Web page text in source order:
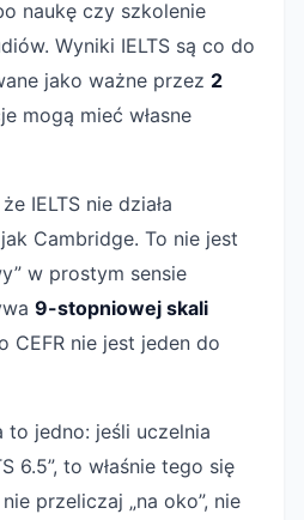
naukę czy szkolenie
Wyniki IELTS są co do
jako ważne przez 2
mogą mieć własne
IELTS nie działa
Cambridge. To nie jest
w prostym sensie
9-stopniowej skali
CEFR nie jest jeden do
jedno: jeśli uczelnia
6.5”, to właśnie tego się
przeliczaj „na oko”, nie